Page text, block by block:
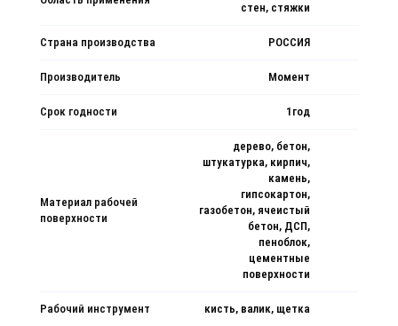
стен, стяжки
Страна производства РОССИЯ
Производитель Момент
Срок годности 1год
Материал рабочей
поверхности
дерево, бетон,
штукатурка, кирпич,
камень,
гипсокартон,
газобетон, ячеистый
бетон, ДСП,
пеноблок,
цементные
поверхности
Рабочий инструмент кисть, валик, щетка